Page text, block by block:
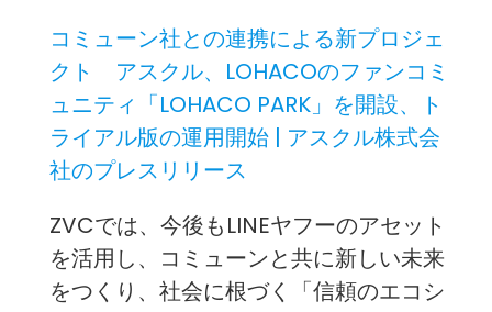
コミューン社との連携による新プロジェ
クト アスクル、LOHACOのファンコミ
ュニティ「LOHACO PARK」を開設、ト
ライアル版の運用開始 | アスクル株式会
社のプレスリリース
ZVCでは、今後もLINEヤフーのアセット
を活用し、コミューンと共に新しい未来
をつくり、社会に根づく「信頼のエコシ